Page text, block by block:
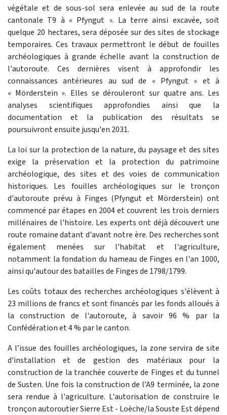
végétale et de sous-sol sera enlevée au sud de la route
cantonale T9 à « Pfyngut ». La terre ainsi excavée, soit
quelque 20 hectares, sera déposée sur des sites de stockage
temporaires. Ces travaux permettront le début de fouilles
archéologiques à grande échelle avant la construction de
l'autoroute. Ces dernières visent à approfondir les
connaissances antérieures au sud de « Pfyngut » et à
« Mörderstein ». Elles se dérouleront sur quatre ans. Les
analyses scientifiques approfondies ainsi que la
documentation et la publication des résultats se
poursuivront ensuite jusqu'en 2031.
La loi sur la protection de la nature, du paysage et des sites
exige la préservation et la protection du patrimoine
archéologique, des sites et des voies de communication
historiques. Les fouilles archéologiques sur le tronçon
d'autoroute prévu à Finges (Pfyngut et Mörderstein) ont
commencé par étapes en 2004 et couvrent les trois derniers
millénaires de l'histoire. Les experts ont déjà découvert une
route romaine datant d'avant notre ère. Des recherches sont
également menées sur l'habitat et l'agriculture,
notamment la fondation du hameau de Finges en l'an 1000,
ainsi qu'autour des batailles de Finges de 1798/1799.
Les coûts totaux des recherches archéologiques s'élèvent à
23 millions de francs et sont financés par les fonds alloués à
la construction de l'autoroute, à savoir 96 % par la
Confédération et 4 % par le canton.
A l’issue des fouilles archéologiques, la zone servira de site
d'installation et de gestion des matériaux pour la
construction de la tranchée couverte de Finges et du tunnel
de Susten. Une fois la construction de l’A9 terminée, la zone
sera rendue à l'agriculture. L'autorisation de construire le
tronçon autoroutier Sierre Est - Loèche/la Souste Est dépend